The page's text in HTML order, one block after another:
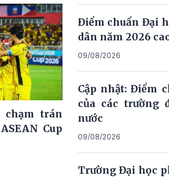
chạm trán
Cup
Điểm chuẩn Đại
dân năm 2026
09/08/2026
Cập nhật: Điểm
của các trường
nước
09/08/2026
Trường Đại học